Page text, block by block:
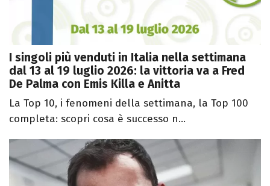
I singoli più venduti in Italia nella settimana
dal 13 al 19 luglio 2026: la vittoria va a Fred
De Palma con Emis Killa e Anitta
La Top 10, i fenomeni della settimana, la Top 100
completa: scopri cosa è successo n...